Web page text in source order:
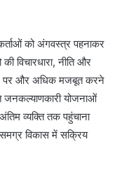
को अंगवस्त्र पहनाकर
विचारधारा, नीति और
पर और अधिक मजबूत करने
जनकल्याणकारी योजनाओं
व्यक्ति तक पहुंचाना
समग्र विकास में सक्रिय